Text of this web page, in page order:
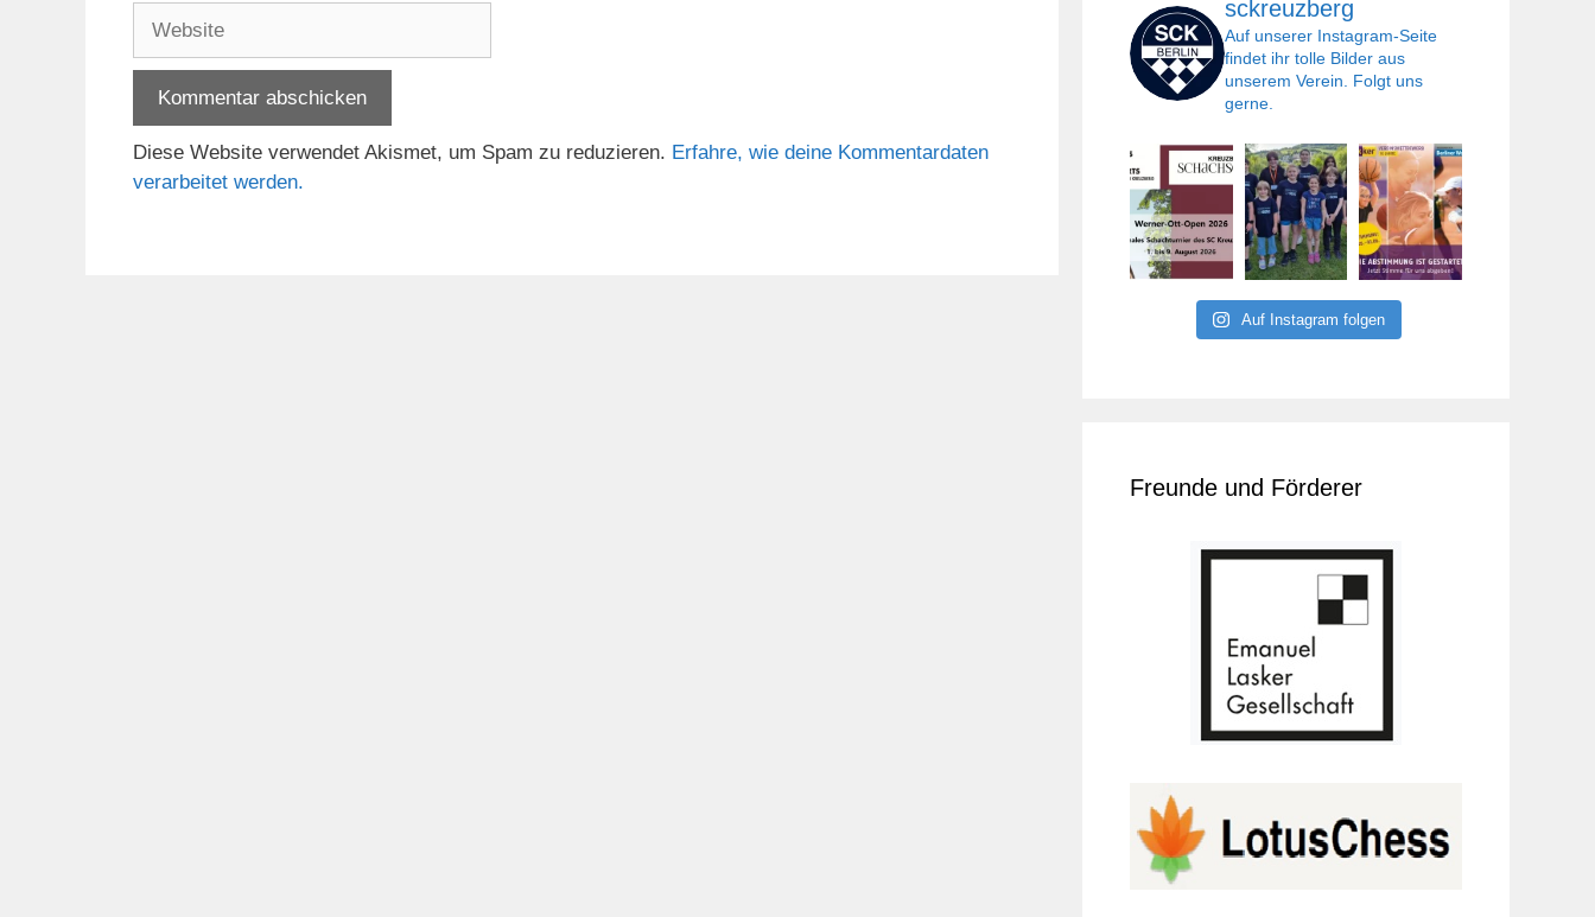
Adresse
Diese Website verwendet Akismet, um Spam zu reduzieren. Erfahre, wie deine Kommentardaten
verarbeitet werden.
sckreuzberg
Auf unserer Instagram-Seite
findet ihr tolle Bilder aus
unserem Verein. Folgt uns
gerne.
Auf Instagram folgen
Freunde und Förderer